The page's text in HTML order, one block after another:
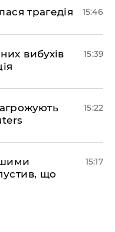
трагедія 15:46
вибухів
15:39
15:22
що
15:17